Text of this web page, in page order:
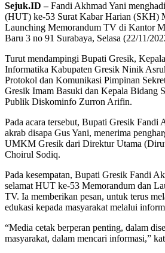
Sejuk.ID –Fandi Akhmad Yani
(HUT) ke-53 Surat Kabar Harian (SKH)
Launching Memorandum TV di Kantor
Baru 3 no 91 Surabaya, Selasa (22/11/
Turut mendampingi Bupati Gresik,
Informatika Kabupaten Gresik Ninik
Protokol dan Komunikasi Pimpinan
Gresik Imam Basuki dan Kepala Bidang
Publik Diskominfo Zurron Arifin.
Pada acara tersebut, Bupati Gresik Fandi
akrab disapa Gus Yani, menerima
UMKM Gresik dari Direktur Utama
Choirul Sodiq.
Pada kesempatan, Bupati Gresik Fandi
selamat HUT ke-53 Memorandum dan
TV. Ia memberikan pesan, untuk terus
edukasi kepada masyarakat melalui
“Media cetak berperan penting, dalam
masyarakat, dalam mencari informasi,”